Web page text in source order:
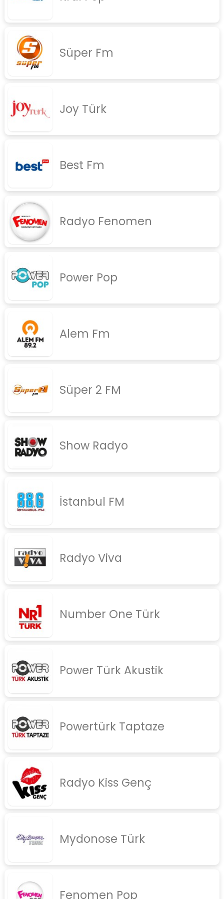
jazz
rap
diger
Gizlilik Politikası
Süper Fm
Joy Türk
Best Fm
Radyo Fenomen
Power Pop
Alem Fm
Süper 2 FM
Show Radyo
İstanbul FM
Radyo Viva
Number One Türk
Power Türk Akustik
Powertürk Taptaze
Radyo Kiss Genç
Mydonose Türk
Fenomen Pop